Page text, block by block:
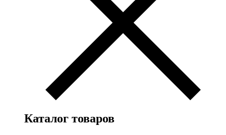
Каталог товаров